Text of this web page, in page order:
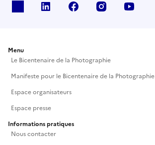
Linkedin Facebook Instagram
Menu
Le Bicentenaire de la Photographie
Manifeste pour le Bicentenaire de la Photographie
Espace organisateurs
Espace presse
Informations pratiques
Nous contacter